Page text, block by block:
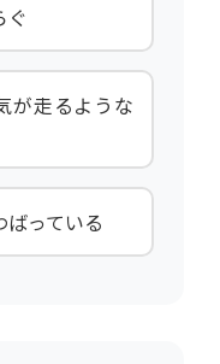
ぐ
が走るような
っている